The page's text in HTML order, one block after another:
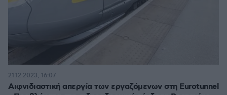
Αιφνιδιαστική απεργία των εργαζόμενων στη Eurotunnel
21.12.2023, 16:07